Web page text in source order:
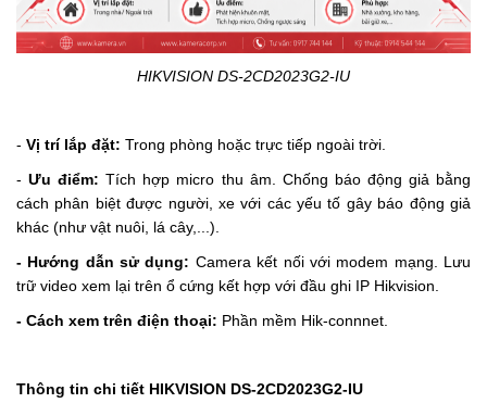
HIKVISION DS-2CD2023G2-IU
- Vị trí lắp đặt: Trong phòng hoặc trực tiếp ngoài trời.
-Ưu điểm:Tích hợp micro thu âm. Chống báo động giả bằng
cách phân biệt được người, xe với các yếu tố gây báo động giả
khác (như vật nuôi, lá cây,...).
- Hướng dẫn sử dụng: Camera kết nối với modem mạng. Lưu
trữ video xem lại trên ổ cứng kết hợp với đầu ghi IP Hikvision.
- Cách xem trên điện thoại: Phần mềm Hik-connnet.
Thông tin chi tiết HIKVISION DS-2CD2023G2-IU